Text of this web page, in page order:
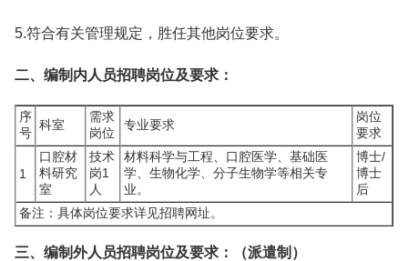
5.符合有关管理规定，胜任其他岗位要求。
二、编制内人员招聘岗位及要求：
序
号
科室
需求
岗位
专业要求
岗位
要求
1
口腔材
料研究
室
技术
岗1
人
材料科学与工程、口腔医学、基础医
学、生物化学、分子生物学等相关专
业。
博士/
博士
后
备注：具体岗位要求详见招聘网址。
三、编制外人员招聘岗位及要求：（派遣制）